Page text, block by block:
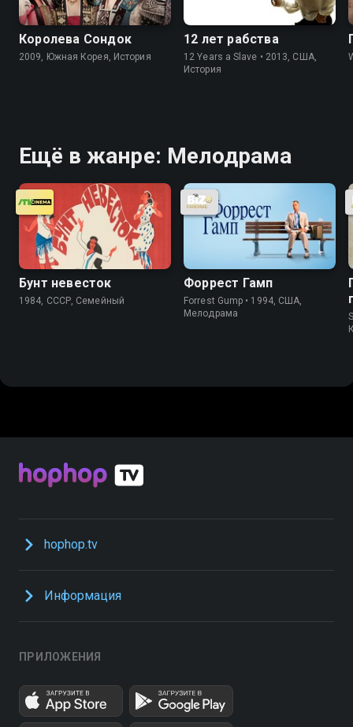
Королева Сондок
2009, Южная Корея, История
12 лет рабства
12 Years a Slave • 2013, США,
История
Ещё в жанре: Мелодрама
Бунт невесток
1984, СССР, Семейный
Форрест Гамп
Forrest Gump • 1994, США,
Мелодрама
hophop.tv
Информация
ПРИЛОЖЕНИЯ